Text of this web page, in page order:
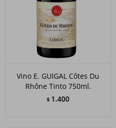
Vino E. GUIGAL Côtes Du
Rhône Tinto 750ml.
$ 1.400